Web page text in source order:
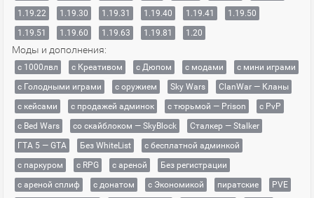
1.19.22
1.19.30 1.19.31 1.19.40 1.19.41
1.19.50
1.19.51
1.19.60 1.19.63 1.19.81 1.20
Моды и дополнения:
с 1000лвл c Креативом с Дюпом с модами
с мини играми
с Голодными играми
с оружием Sky Wars
ClanWar — Кланы
с кейсами
с продажей админок с тюрьмой — Prison
с PvP
с Bed Wars
со скайблоком — SkyBlock
Сталкер — Stalker
ГТА 5 — GTA
Без WhiteList
с бесплатной админкой
с паркуром
с RPG с ареной
Без регистрации
с ареной сплиф
с донатом с Экономикой пиратские
PVE